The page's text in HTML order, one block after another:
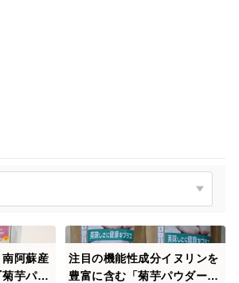
阿蘇産
芋パウ
注目の機能性成分イヌリンを
豊富に含む「菊芋パウダー２